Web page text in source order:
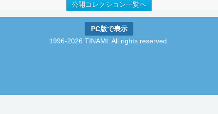
公開コレクション一覧へ
PC版で表示
1996-2026 TINAMI. All rights reserved.